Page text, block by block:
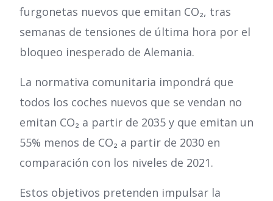
furgonetas nuevos que emitan CO₂, tras
semanas de tensiones de última hora por el
bloqueo inesperado de Alemania.
La normativa comunitaria impondrá que
todos los coches nuevos que se vendan no
emitan CO₂ a partir de 2035 y que emitan un
55% menos de CO₂ a partir de 2030 en
comparación con los niveles de 2021.
Estos objetivos pretenden impulsar la